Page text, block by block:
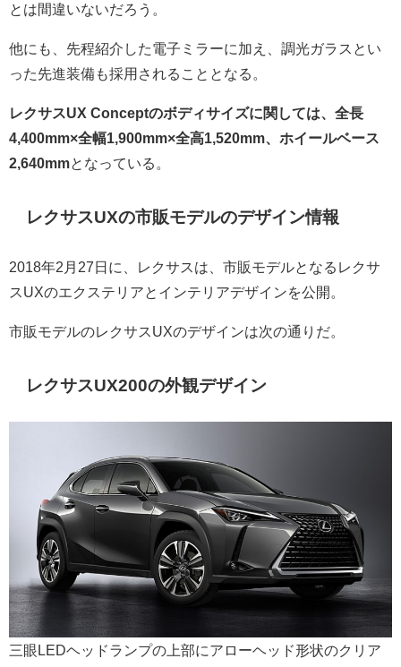
とは間違いないだろう。
他にも、先程紹介した電子ミラーに加え、調光ガラスとい
った先進装備も採用されることとなる。
レクサスUX Conceptのボディサイズに関しては、全長
4,400mm×全幅1,900mm×全高1,520mm、ホイールベース
2,640mmとなっている。
レクサスUXの市販モデルのデザイン情報
2018年2月27日に、レクサスは、市販モデルとなるレクサ
スUXのエクステリアとインテリアデザインを公開。
市販モデルのレクサスUXのデザインは次の通りだ。
レクサスUX200の外観デザイン
三眼LEDヘッドランプの上部にアローヘッド形状のクリア